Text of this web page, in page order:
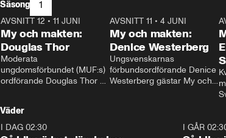
Säsong 1
26:27
AVSNITT 12 • 11 JUNI
My och makten:
Douglas Thor
Moderata
ungdomsförbundet (MUF:s)
ordförande Douglas Thor
tonårsutvisningarna och hur
Moderaterna ska locka
väljare till valet i höst.
23:40
AVSNITT 11 •4 JUNI
My och makten:
Denice Westerberg
Ungsvenskarnas
förbundsordförande Denice
Westerberg gästar My och
Väder
I DAG 02:30 I GÅR